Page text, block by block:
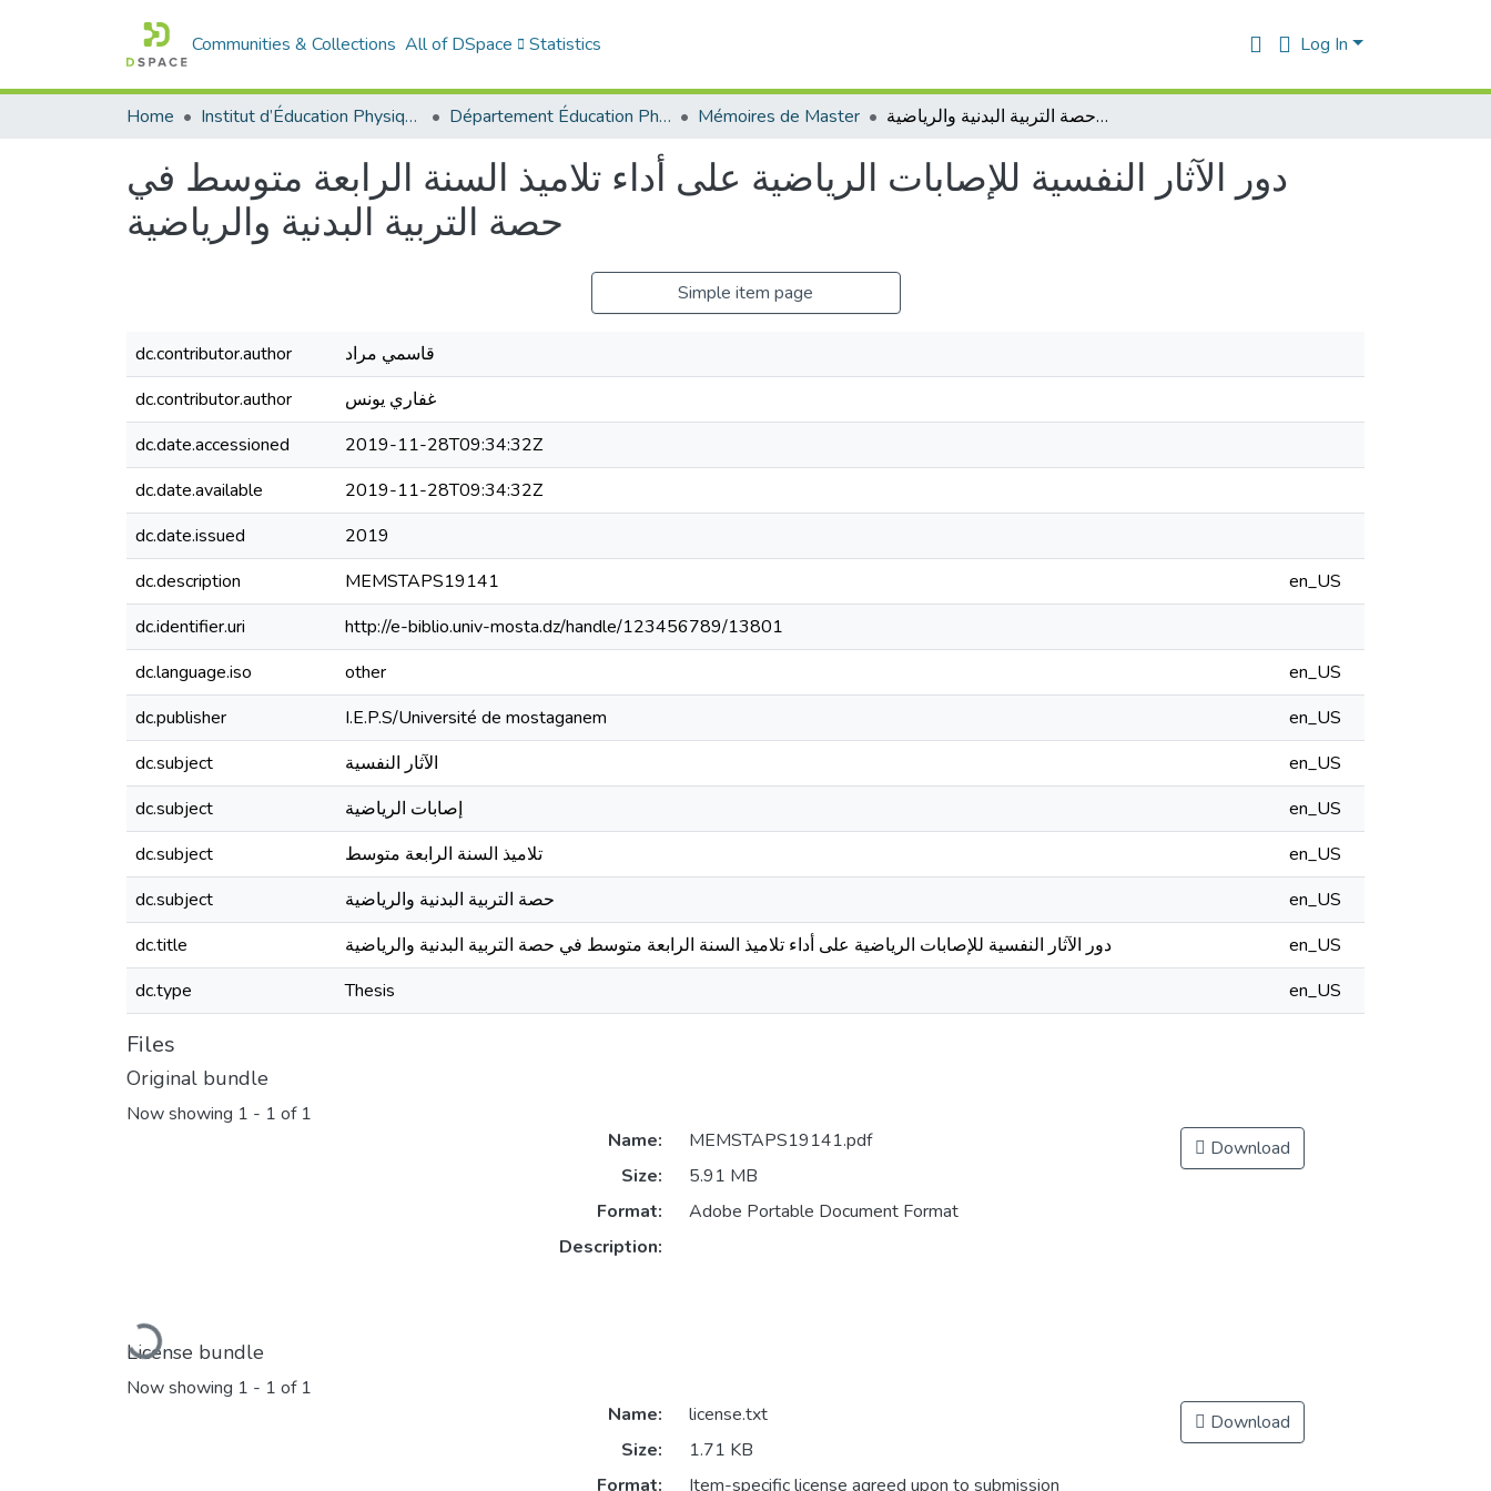
Communities & Collections All of DSpace Statistics Log In
Home Institut d’Éducation Physique et Sportive Département Éducation Physique et Sportive (EPS) Mémoires de Master دور الآثار النفسية للإصابات الرياضية على أداء تلاميذ السنة الرابعة متوسط في حصة التربية البدنية والرياضية
دور الآثار النفسية للإصابات الرياضية على أداء تلاميذ السنة الرابعة متوسط في
حصة التربية البدنية والرياضية
Simple item page
dc.contributor.author
قاسمي مراد
dc.contributor.author
غفاري يونس
dc.date.accessioned
2019-11-28T09:34:32Z
dc.date.available
2019-11-28T09:34:32Z
dc.date.issued
2019
dc.description
MEMSTAPS19141
en_US
dc.identifier.uri
http://e-biblio.univ-mosta.dz/handle/123456789/13801
dc.language.iso
other
en_US
dc.publisher
I.E.P.S/Université de mostaganem
en_US
dc.subject
الآثار النفسية
en_US
dc.subject
إصابات الرياضية
en_US
dc.subject
تلاميذ السنة الرابعة متوسط
en_US
dc.subject
حصة التربية البدنية والرياضية
en_US
dc.title
دور الآثار النفسية للإصابات الرياضية على أداء تلاميذ السنة الرابعة متوسط في حصة التربية البدنية والرياضية
en_US
dc.type
Thesis en_US
Files
Original bundle
Now showing 1 - 1 of 1
Loading...
Name:
MEMSTAPS19141.pdf
Size:
5.91 MB
Format:
Adobe Portable Document Format
Description:
Download
License bundle
Now showing 1 - 1 of 1
Name:
license.txt
Size:
1.71 KB
Format:
Item-specific license agreed upon to submission
Download